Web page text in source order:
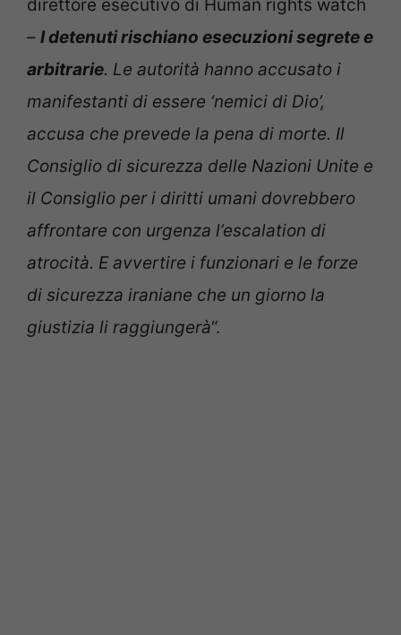
direttore esecutivo di Human rights watch
– I detenuti rischiano esecuzioni segrete e
arbitrarie. Le autorità hanno accusato i
manifestanti di essere ‘nemici di Dio’,
accusa che prevede la pena di morte. Il
Consiglio di sicurezza delle Nazioni Unite e
il Consiglio per i diritti umani dovrebbero
affrontare con urgenza l’escalation di
atrocità. E avvertire i funzionari e le forze
di sicurezza iraniane che un giorno la
giustizia li raggiungerà“.